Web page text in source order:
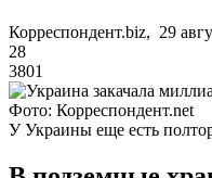
Корреспондент.biz, 29
28
3801
Фото: Корреспондент.net
У Украины еще есть